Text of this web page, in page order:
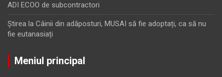
ADI ECOO de subcontractori
Ştirea la Câinii din adăposturi, MUSAI să fie adoptați, ca să nu
fie eutanasiați
Meniul principal